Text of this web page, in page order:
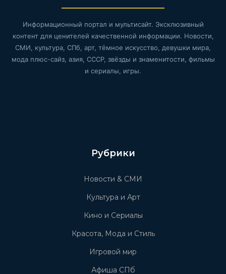
Информационный портал и мультисайт. Эксклюзивный
контент для ценителей качественной информации. Новости,
СМИ, культура, СПб, арт, тёмное искусство, девушки мира,
мода плюс-сайз, азия, СССР, звёзды и знаменитости, фильмы
и сериалы, игры.
Рубрики
Новости & СМИ
Культура и Арт
Кино и Сериалы
Красота, Мода и Стиль
Игровой мир
Афиша СПб